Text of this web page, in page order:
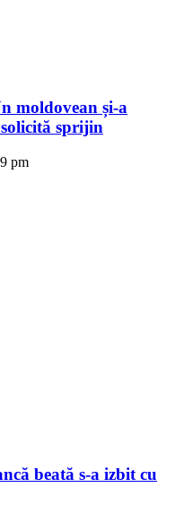
moldovean și-a
sprijin
pm
beată s-a izbit cu